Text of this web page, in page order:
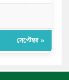
সেপ্টেম্বর »